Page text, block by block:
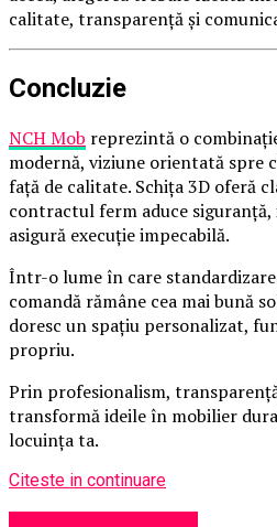
calitate, transparență și
Concluzie
NCH Mob reprezintă o
modernă, viziune orientată spre
față de calitate. Schița 3D oferă
contractul ferm aduce
asigură execuție impecabilă.
Într-o lume în care
comandă rămâne cea mai bună
doresc un spațiu personalizat,
propriu.
Prin profesionalism,
transformă ideile în mobilier
locuința ta.
Citeste in continuare